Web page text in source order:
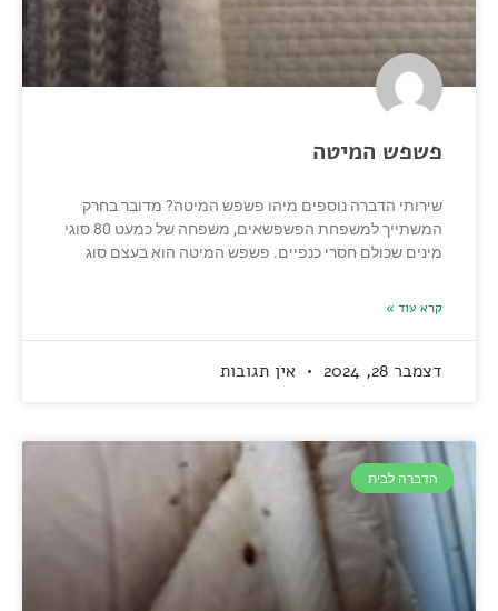
פשפש המיטה
שירותי הדברה נוספים מיהו פשפש המיטה? מדובר בחרק
המשתייך למשפחת הפשפשאים, משפחה של כמעט 80 סוגי
מינים שכולם חסרי כנפיים. פשפש המיטה הוא בעצם סוג
קרא עוד »
דצמבר 28, 2024 אין תגובות
הדברה לבית